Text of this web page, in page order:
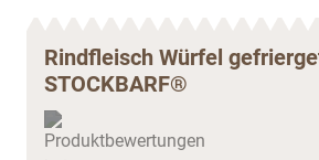
Rindfleisch Würfel
STOCKBARF®